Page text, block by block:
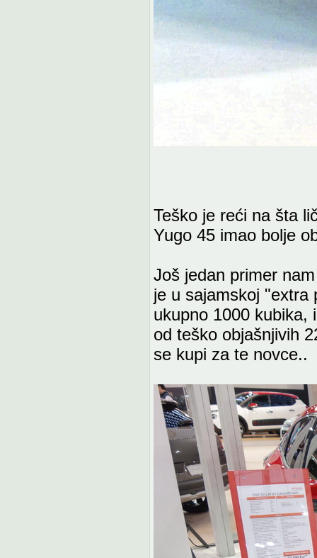
Teško je reći na šta
Yugo 45 imao bolje
Još jedan primer
je u sajamskoj "extra
ukupno 1000 kubika,
od teško objašnjivih
se kupi za te novce..